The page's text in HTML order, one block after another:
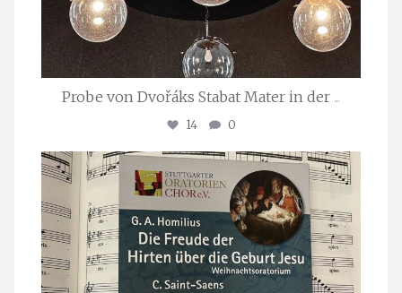
Probe von Dvořáks Stabat Mater in der ...
14 0
stuttgarter_oratorienchor
Nov. 29